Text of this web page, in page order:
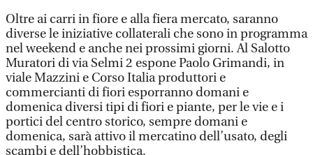
Oltre ai carri in fiore e alla fiera mercato, saranno
diverse le iniziative collaterali che sono in programma
nel weekend e anche nei prossimi giorni. Al Salotto
Muratori di via Selmi 2 espone Paolo Grimandi, in
viale Mazzini e Corso Italia produttori e
commercianti di fiori esporranno domani e
domenica diversi tipi di fiori e piante, per le vie e i
portici del centro storico, sempre domani e
domenica, sarà attivo il mercatino dell’usato, degli
scambi e dell’hobbistica.